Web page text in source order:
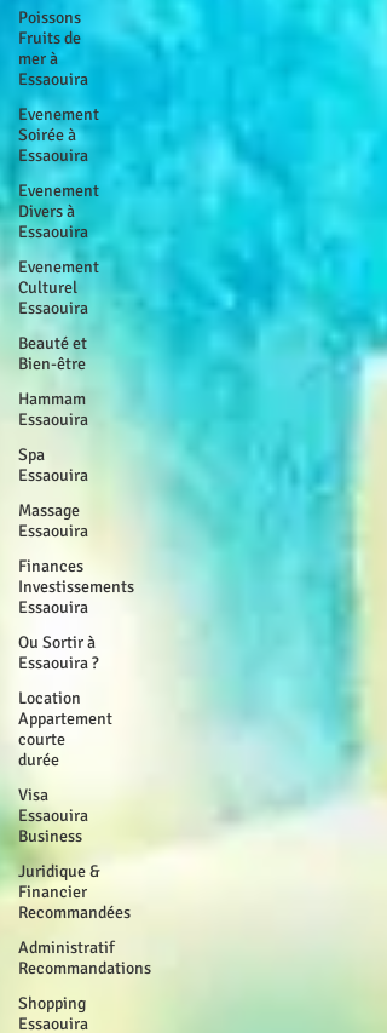
Poissons
Fruits de
mer à
Essaouira
Evenement
Soirée à
Essaouira
Evenement
Divers à
Essaouira
Evenement
Culturel
Essaouira
Beauté et
Bien-être
Hammam
Essaouira
Spa
Essaouira
Massage
Essaouira
Finances
Investissements
Essaouira
Ou Sortir à
Essaouira ?
Location
Appartement
courte
durée
Visa
Essaouira
Business
Juridique &
Financier
Recommandées
Administratif
Recommandations
Shopping
Essaouira